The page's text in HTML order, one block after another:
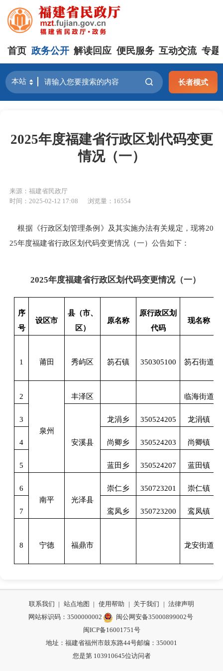
首页 政务公开 解读回应 便民服务 互动交流 专题
长者模式
2025年度福建省行政区划代码变更
情况（一）
来源：福建省民政厅
时间：2025-02-12 17:08
浏览量：16554
根据《行政区划管理条例》及其实施办法有关规定，现将20
25年度福建省行政区划代码变更情况（一）公告如下：
2025年度福建省行政区划代码变更情况（一）
序
号
设区市
县（市、
区）
原名称
原行政区划
代码
现名称
1 莆田 秀屿区 笏石镇 350305100 笏石街道
2
泉州
丰泽区 临海街道
3
安溪县
龙涓乡 350524205 龙涓镇
4 尚卿乡 350524203 尚卿镇
5 蓝田乡 350524207 蓝田镇
6
南平
光泽县
崇仁乡 350723201 崇仁镇
7 鸾凤乡 350723200 鸾凤镇
8 宁德 福鼎市 龙安街道
联系我们 | 站点地图 | 使用帮助 | 关于我们 | 法律声明
网站标识码：3500000002
闽公网安备35000899002号
闽ICP备16001751号
地址：福建省福州市鼓东路44号邮编：350001
您是第 103910645位访问者